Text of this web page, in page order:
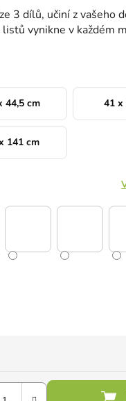
3 dílů, učiní z vašeho
vynikne v každém
44,5 cm 41 x
141 cm